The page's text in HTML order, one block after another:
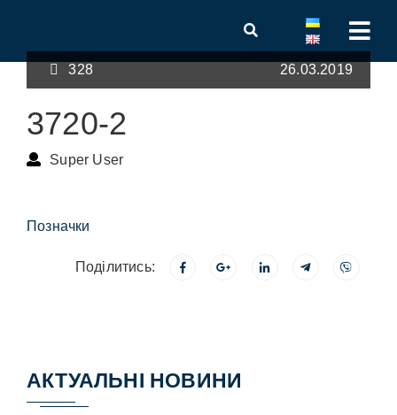
328 26.03.2019
3720-2
Super User
Позначки
Поділитись:
АКТУАЛЬНІ НОВИНИ